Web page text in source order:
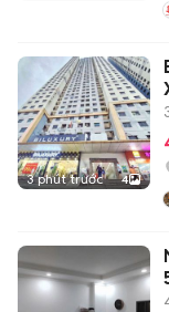
3 phút trước 4